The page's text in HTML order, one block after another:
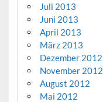
Juli 2013
Juni 2013
April 2013
März 2013
Dezember 2012
November 2012
August 2012
Mai 2012